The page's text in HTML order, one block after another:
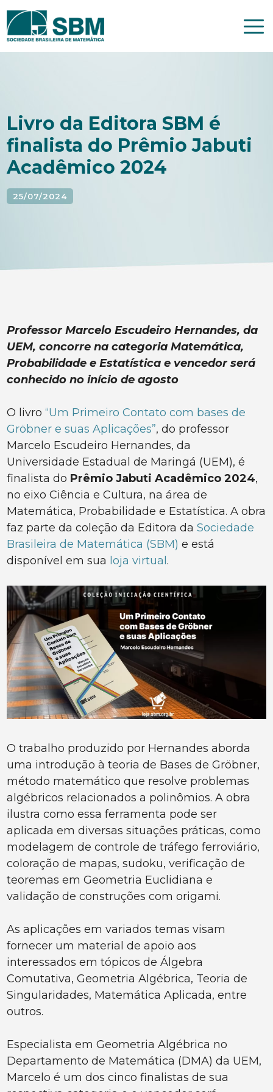
Pular
para
Livro da Editora SBM é
finalista do Prêmio Jabuti
Acadêmico 2024
25/07/2024
Professor Marcelo Escudeiro Hernandes, da
UEM, concorre na categoria Matemática,
Probabilidade e Estatística e vencedor será
conhecido no início de agosto
O livro“Um Primeiro Contato com bases de
Gröbner e suas Aplicações”, do professor
Marcelo Escudeiro Hernandes, da
Universidade Estadual de Maringá (UEM), é
finalista do Prêmio Jabuti Acadêmico 2024,
no eixo Ciência e Cultura, na área de
Matemática, Probabilidade e Estatística. A obra
faz parte da coleção da Editora daSociedade
Brasileira de Matemática (SBM) e está
disponível em sua loja virtual.
O trabalho produzido por Hernandes aborda
uma introdução à teoria de Bases de Gröbner,
método matemático que resolve problemas
algébricos relacionados a polinômios. A obra
ilustra como essa ferramenta pode ser
aplicada em diversas situações práticas, como
modelagem de controle de tráfego ferroviário,
coloração de mapas, sudoku, verificação de
teoremas em Geometria Euclidiana e
validação de construções com origami.
As aplicações em variados temas visam
fornecer um material de apoio aos
interessados em tópicos de Álgebra
Comutativa, Geometria Algébrica, Teoria de
Singularidades, Matemática Aplicada, entre
outros.
Especialista em Geometria Algébrica no
Departamento de Matemática (DMA) da UEM,
Marcelo é um dos cinco finalistas de sua